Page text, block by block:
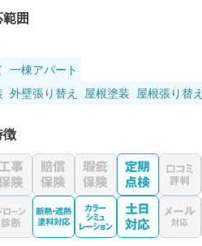
囲
一棟アパート
外壁張り替え 屋根塗装 屋根張り替え
徴